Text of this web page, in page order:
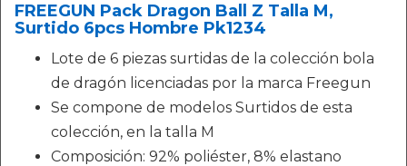
FREEGUN Pack Dragon Ball Z Talla M,
Surtido 6pcs Hombre Pk1234
Lote de 6 piezas surtidas de la colección bola
de dragón licenciadas por la marca Freegun
Se compone de modelos Surtidos de esta
colección, en la talla M
Composición: 92% poliéster, 8% elastano